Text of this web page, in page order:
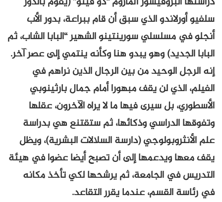
سلفيو أورلاندو الذي سبق أن قام ببراعة، بدور الأب
أنجلو في مسلسلي سورينتينو الشهير “البابا الشاب، ثم
البابا الجديد) وهو يبدو هنا وكأنه ينتمي إلى عصر آخر.
إنه الرجل الوحيد من بين الرجال الذين نراهم في
الفيلم، الذي لن يقف مبهورا أمام جمال بارثينوبي
الأسطوري، بل سيرى فيها ما لا يراه الآخرون، عقلها
وتفوقها الدراسي وذكائها، ثم ستقتنع هي بدراسة
علم الأنثروبولوجي (دارسة السلالات البشرية)، ويظل
يقف معها ويدعمها إلى أن تصبح أيضا عضوا في هيئة
التدريس في الجامعة، ثم يرشحها لكي تأخذ مكانه
في رئاسة القسم، عندما يقرر التقاعد.